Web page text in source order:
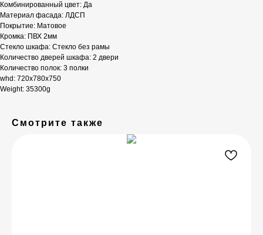
Комбинированный цвет: Да
Материал фасада: ЛДСП
Покрытие: Матовое
Кромка: ПВХ 2мм
Стекло шкафа: Стекло без рамы
Количество дверей шкафа: 2 двери
Количество полок: 3 полки
whd: 720x780x750
Weight: 35300g
Смотрите также